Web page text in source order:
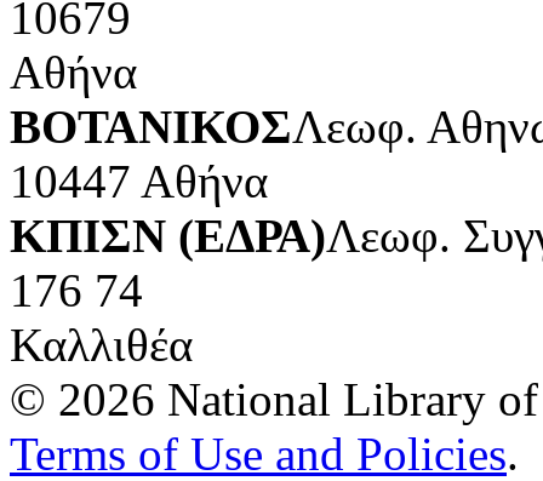
10679
Αθήνα
ΒΟΤΑΝΙΚΟΣΛεωφ.
10447 Αθήνα
ΚΠΙΣΝ (ΕΔΡΑ)Λεωφ.
176 74
Καλλιθέα
© 2026 National Library of
Terms of Use and Policies.